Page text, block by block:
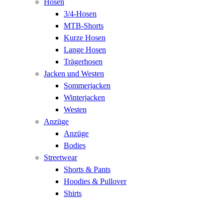
3/4-Hosen
MTB-Shorts
Kurze Hosen
Lange Hosen
Trägerhosen
Jacken und Westen
Sommerjacken
Winterjacken
Westen
Anzüge
Anzüge
Bodies
Streetwear
Shorts & Pants
Hoodies & Pullover
Shirts